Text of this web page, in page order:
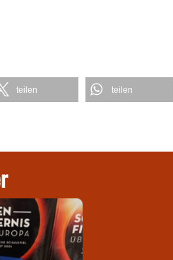
teilen teilen